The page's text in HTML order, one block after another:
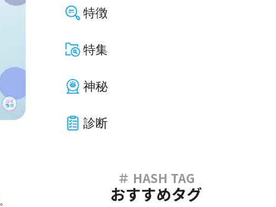
。
特徴
特集
神秘
診断
おすすめタグ